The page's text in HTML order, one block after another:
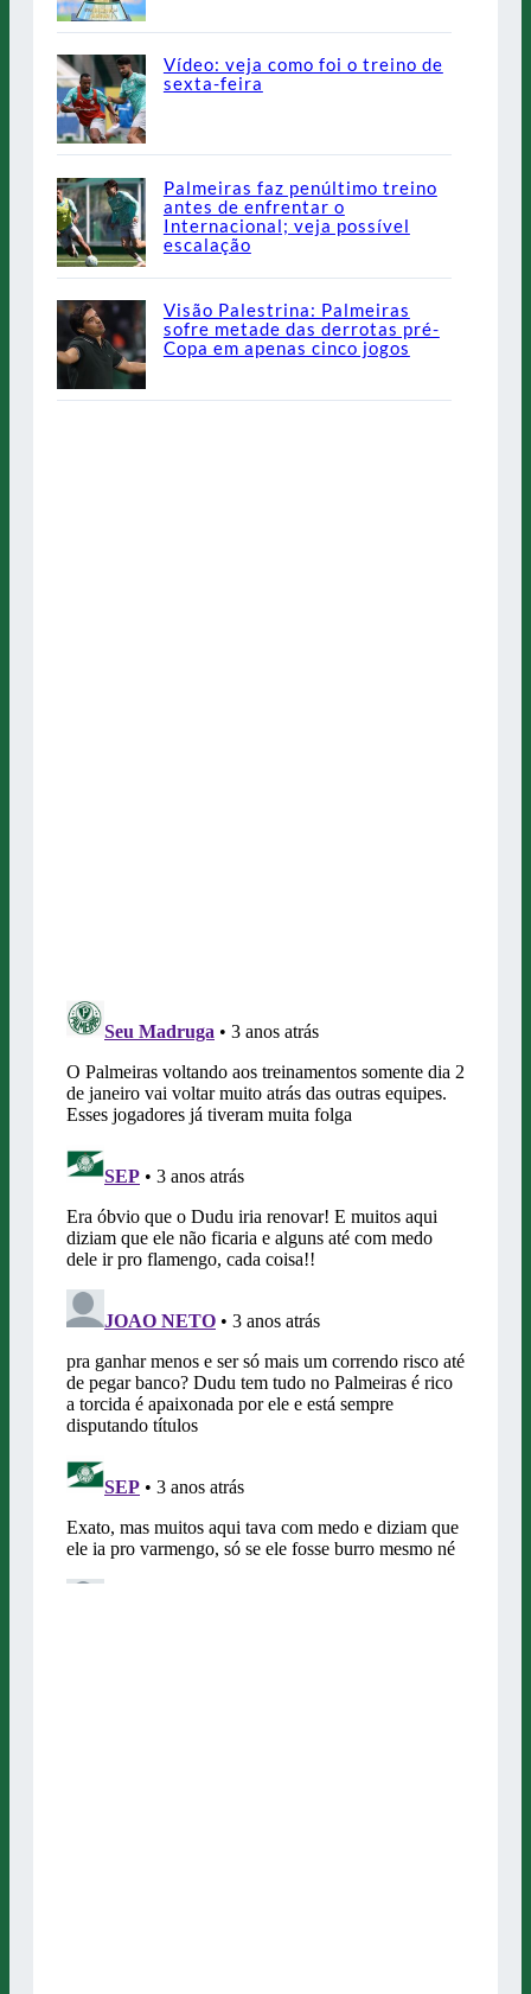
Vídeo: veja como foi o treino de
sexta-feira
Palmeiras faz penúltimo treino
antes de enfrentar o
Internacional; veja possível
escalação
Visão Palestrina: Palmeiras
sofre metade das derrotas pré-
Copa em apenas cinco jogos